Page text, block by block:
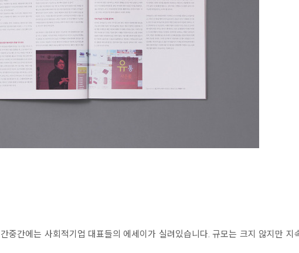
중간에는 사회적기업 대표들의 에세이가 실려있습니다. 규모는 크지 않지만